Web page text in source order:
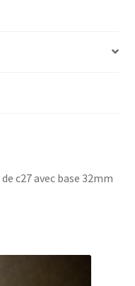
c27 avec base 32mm